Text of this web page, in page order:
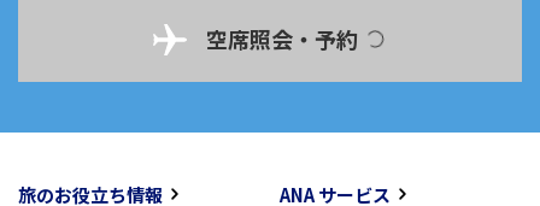
空席照会・予約
旅のお役立ち情報 ANA サービス